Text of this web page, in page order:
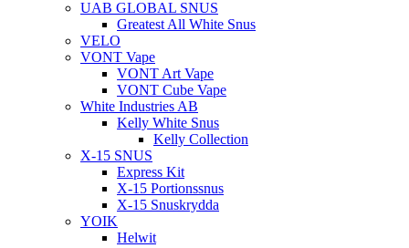
UAB GLOBAL SNUS
Greatest All White Snus
VELO
VONT Vape
VONT Art Vape
VONT Cube Vape
White Industries AB
Kelly White Snus
Kelly Collection
X-15 SNUS
Express Kit
X-15 Portionssnus
X-15 Snuskrydda
YOIK
Helwit